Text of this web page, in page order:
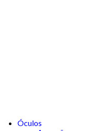
Óculos